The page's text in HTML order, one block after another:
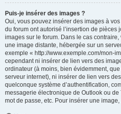
Puis-je insérer des images ?
Oui, vous pouvez insérer des images à
du forum ont autorisé l’insertion de pièces
images sur le forum. Dans le cas
une image distante, hébergée sur un
exemple « http://www.exemple.com/mon-
cependant ni insérer de lien vers des
ordinateur (à moins, bien évidemment,
serveur internet), ni insérer de lien vers
quelconque système d’authentification,
messagerie électronique de Outlook ou
mot de passe, etc. Pour insérer une